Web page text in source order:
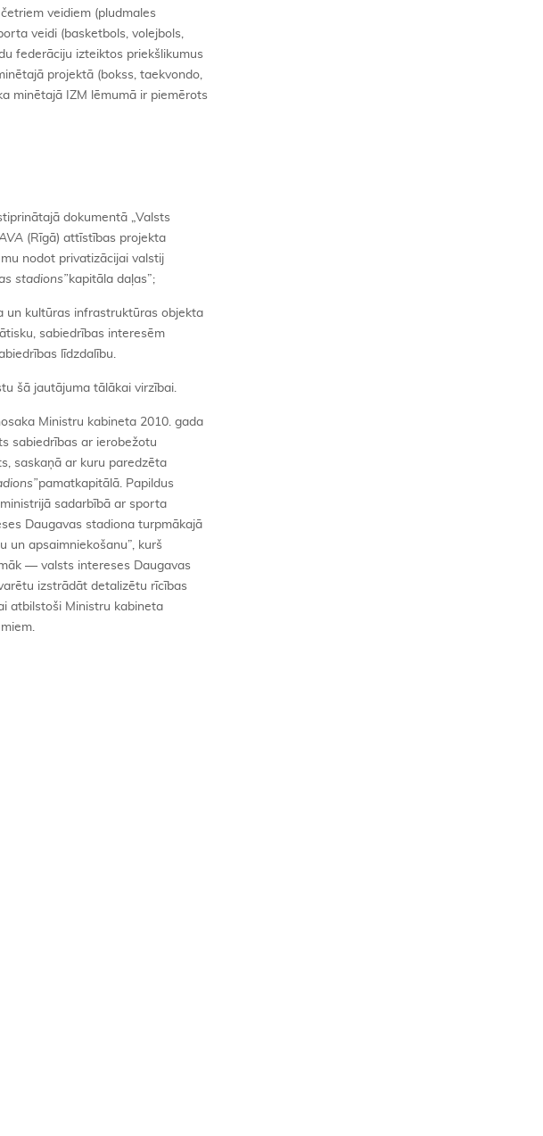
veidiem (pludmales
veidi (basketbols, volejbols,
federāciju izteiktos priekšlikumus
projektā (bokss, taekvondo,
minētajā IZM lēmumā ir piemērots
dokumentā „Valsts
(Rīgā) attīstības projekta
nodot privatizācijai valstij
stadions” kapitāla daļas”;
kultūras infrastruktūras objekta
sabiedrības interesēm
līdzdalību.
šā jautājuma tālākai virzībai.
Ministru kabineta 2010. gada
sabiedrības ar ierobežotu
saskaņā ar kuru paredzēta
pamatkapitālā. Papildus
sadarbībā ar sporta
Daugavas stadiona turpmākajā
un apsaimniekošanu”, kurš
— valsts intereses Daugavas
izstrādāt detalizētu rīcības
atbilstoši Ministru kabineta